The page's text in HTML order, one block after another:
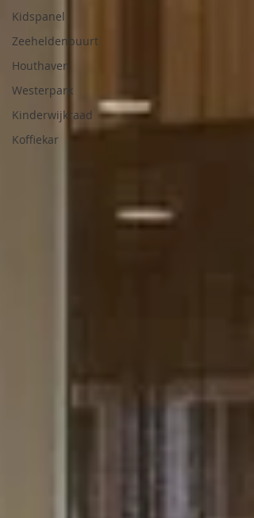
Kidspanel
Zeeheldenbuurt
Houthaven
Westerpark
Kinderwijkraad
Koffiekar